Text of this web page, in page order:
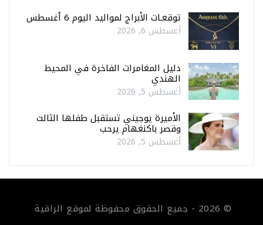
توقعـات الأبراج لمواليد اليوم 6 أغسطس
أغسطس 6, 2026
دليل المغامرات الفاخرة في المحيط
الهندي
أغسطس 5, 2026
الأميرة يوجيني تستقبل طفلها الثالث
وقصر باكنغهام يرحب
أغسطس 5, 2026
© 2026 - جميع الحقوق محفوظة لموقع الراقية